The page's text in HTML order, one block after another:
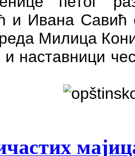
и Ивана Савић
Милица
наставници